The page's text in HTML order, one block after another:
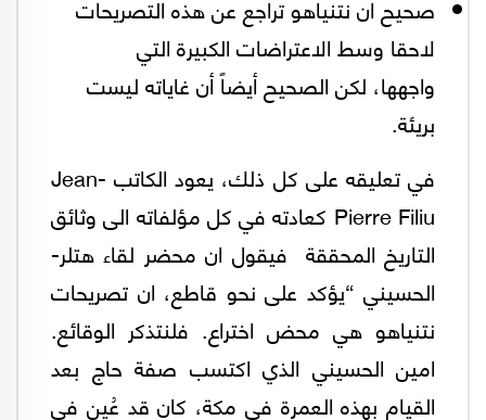
لاحقا وسط الاعتراضات الكبيرة التي
واجهها، لكن الصحيح أيضاً أن غاياته ليست
بريئة.
في تعليقه على كل ذلك، يعود الكاتب Jean-
Pierre Filiu كعادته في كل مؤلفاته الى وثائق
التاريخ المحققة فيقول ان محضر لقاء هتلر-
الحسيني “يؤكد على نحو قاطع، ان تصريحات
نتنياهو هي محض اختراع. فلنتذكر الوقائع.
امين الحسيني الذي اكتسب صفة حاج بعد
القيام بهذه العمرة في مكة، كان قد عُين في